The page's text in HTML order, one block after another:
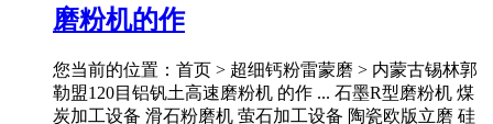
磨粉机的作
您当前的位置：首页 > 超细钙粉雷蒙磨 > 内蒙古锡林郭
勒盟120目铝钒土高速磨粉机 的作 ... 石墨R型磨粉机 煤
炭加工设备 滑石粉磨机 萤石加工设备 陶瓷欧版立磨 硅